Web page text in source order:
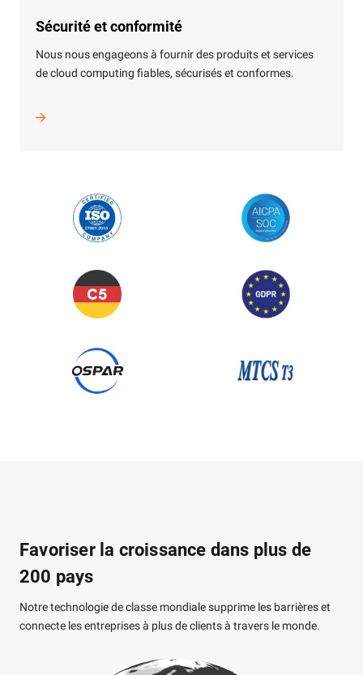
Sécurité et conformité
Nous nous engageons à fournir des produits et services
de cloud computing fiables, sécurisés et conformes.
Favoriser la croissance dans plus de
200 pays
Notre technologie de classe mondiale supprime les barrières et
connecte les entreprises à plus de clients à travers le monde.